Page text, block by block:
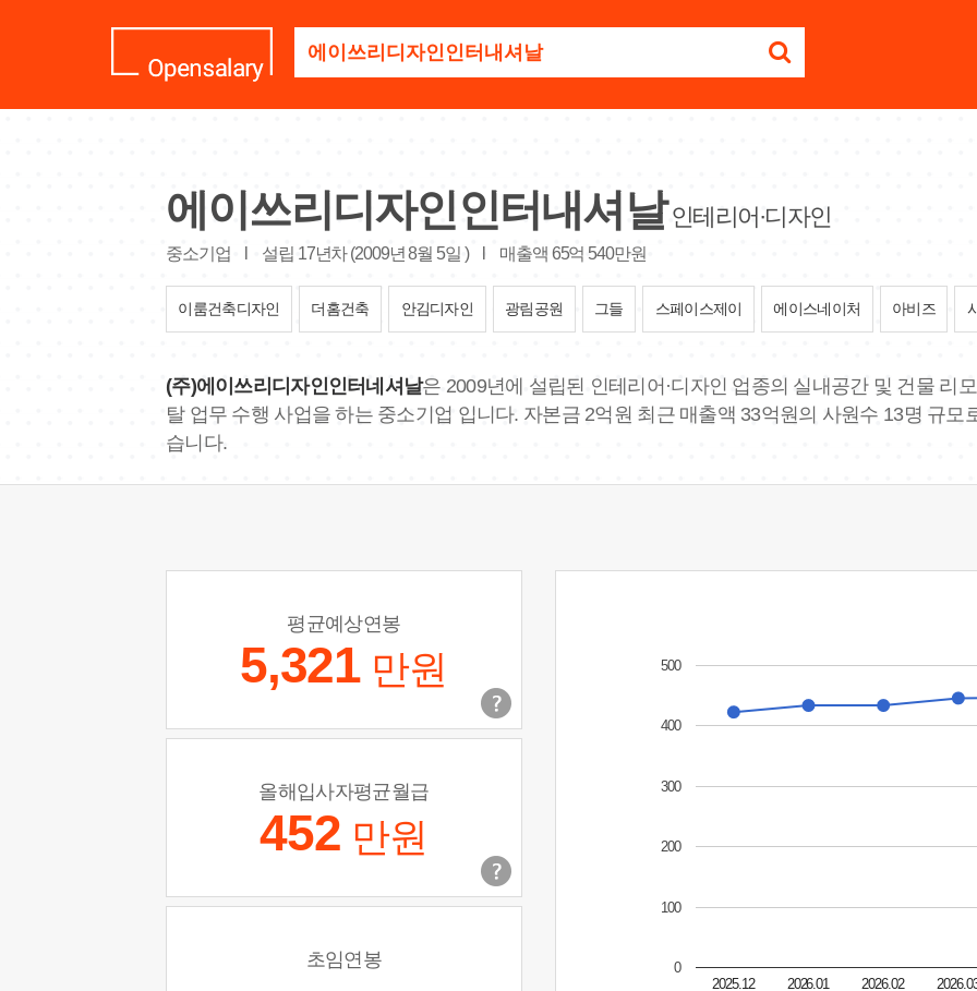
명
요
에이쓰리디자인인터내셔날 인테리어·디자인
중소기업 설립 17년차 (2009년 8월 5일 ) 매출액 65억 540만원
이룸건축디자인 더홈건축 안김디자인 광림공원 그들 스페이스제이 에이스네이처 아비즈
(주)에이쓰리디자인인터네셔날은 2009년에 설립된 인테리어·디자인 업종의 실내공간 및 건물 리
탈 업무 수행 사업을 하는 중소기업 입니다. 자본금 2억원 최근 매출액 33억원의 사원수 13명 규
습니다.
평균예상연봉
5,321 만원
올해입사자평균월급
452 만원
초임연봉
2025.12 2026.01 2026.02
0
100
200
300
400
500